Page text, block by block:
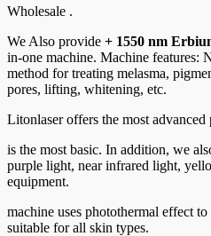
Wholesale .
We Also provide + 1550 nm
in-one machine. Machine features:
method for treating melasma,
pores, lifting, whitening, etc.
Litonlaser offers the most advanced
is the most basic. In addition, we
purple light, near infrared light,
equipment.
machine uses photothermal effect
suitable for all skin types.